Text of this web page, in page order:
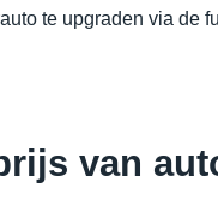
te upgraden via de
van